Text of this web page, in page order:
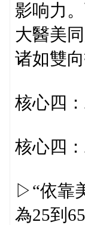
影响力
大醫美
诸如雙
核心四
核心四
▷“依靠
為25到